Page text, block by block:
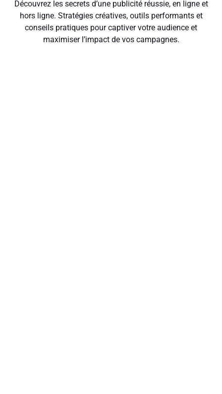
Découvrez les secrets d’une publicité réussie, en ligne et
hors ligne. Stratégies créatives, outils performants et
conseils pratiques pour captiver votre audience et
maximiser l’impact de vos campagnes.